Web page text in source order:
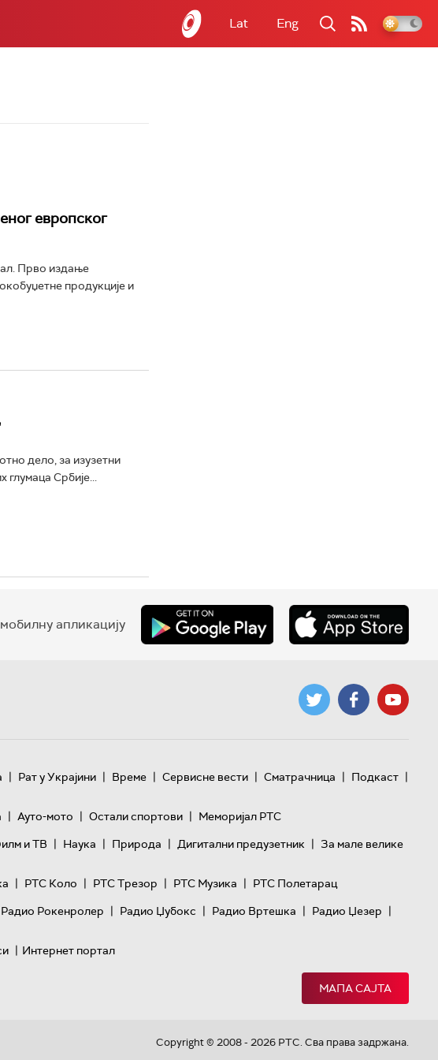
Lat Eng
европског
Прво издање
продукције и
дело, за изузетни
Србије...
апликацију
| Рат у Украјини | Време | Сервисне вести | Сматрачница | Подкаст |
| Ауто-мото | Остали спортови | Меморијал РТС
и ТВ | Наука | Природа | Дигитални предузетник | За мале велике
| РТС Коло | РТС Трезор | РТС Музика | РТС Полетарац
Радио Рокенролер | Радио Џубокс | Радио Вртешка | Радио Џезер |
| Интернет портал
МАПА САЈТА
Copyright © 2008 - 2026 РТС. Сва права задржана.